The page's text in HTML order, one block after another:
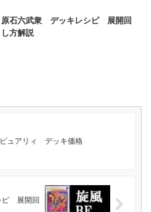
原石六武衆 デッキレシピ 展開回
し方解説
ピュアリィ デッキ価格
展開回